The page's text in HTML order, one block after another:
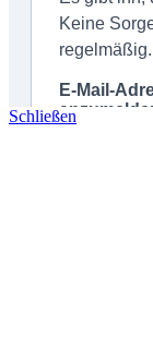
Schließen